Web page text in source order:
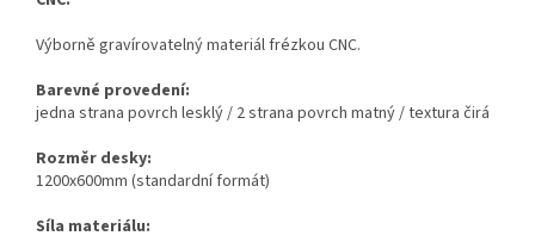
Výborně gravírovatelný materiál frézkou CNC.
Barevné provedení:
jedna strana povrch lesklý / 2 strana povrch matný / textura čirá
Rozměr desky:
1200x600mm (standardní formát)
Síla materiálu: